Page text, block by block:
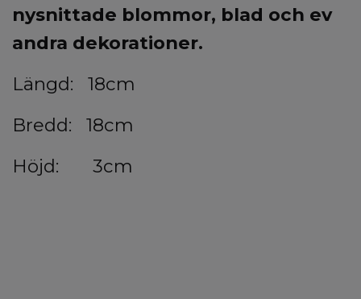
nysnittade blommor, blad och ev
andra dekorationer.
Längd: 18cm
Bredd: 18cm
Höjd: 3cm